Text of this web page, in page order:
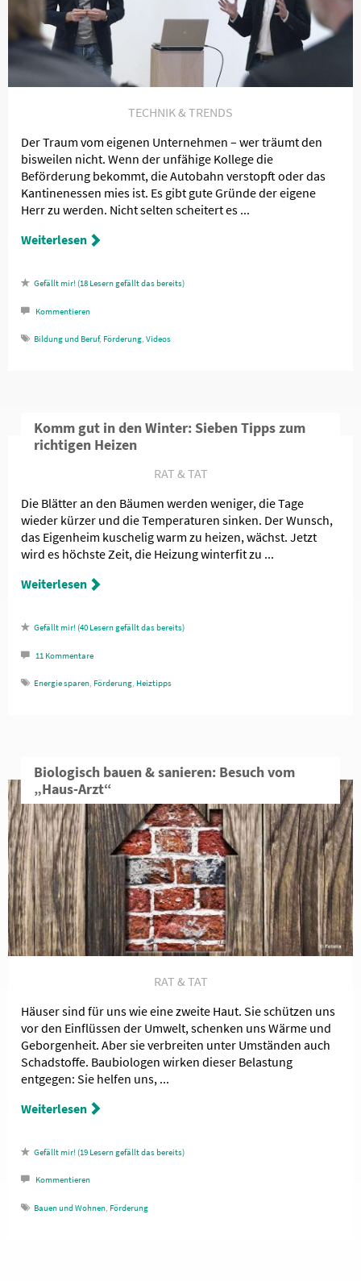
TECHNIK & TRENDS
Der Traum vom eigenen Unternehmen – wer träumt den
bisweilen nicht. Wenn der unfähige Kollege die
Beförderung bekommt, die Autobahn verstopft oder das
Kantinenessen mies ist. Es gibt gute Gründe der eigene
Herr zu werden. Nicht selten scheitert es ...
Weiterlesen
18 Lesern gefällt das
Kommentieren
Bildung und Beruf, Förderung, Videos
Komm gut in den Winter: Sieben Tipps zum
richtigen Heizen
RAT & TAT
Die Blätter an den Bäumen werden weniger, die Tage
wieder kürzer und die Temperaturen sinken. Der Wunsch,
das Eigenheim kuschelig warm zu heizen, wächst. Jetzt
wird es höchste Zeit, die Heizung winterfit zu ...
Weiterlesen
40 Lesern gefällt das
11 Kommentare
Energie sparen, Förderung, Heiztipps
Biologisch bauen & sanieren: Besuch vom
„Haus-Arzt“
RAT & TAT
Häuser sind für uns wie eine zweite Haut. Sie schützen uns
vor den Einflüssen der Umwelt, schenken uns Wärme und
Geborgenheit. Aber sie verbreiten unter Umständen auch
Schadstoffe. Baubiologen wirken dieser Belastung
entgegen: Sie helfen uns, ...
Weiterlesen
19 Lesern gefällt das
Kommentieren
Bauen und Wohnen, Förderung